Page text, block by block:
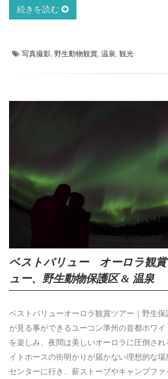
続きを読む
写真撮影 野生動物観賞 温泉 観光
ベストバリュー オーロラ観賞
ュー、野生動物保護区 & 温泉
ベストバリューオーロラ観賞ツアー｜野生
が見る事ができるユーコン準州の首都ホワ
を楽しみ、夜間は美しいオーロラに圧倒さ
イトホースの街明かりが届かない理想的な
センターに行き、薪ストーブやキャンプフ